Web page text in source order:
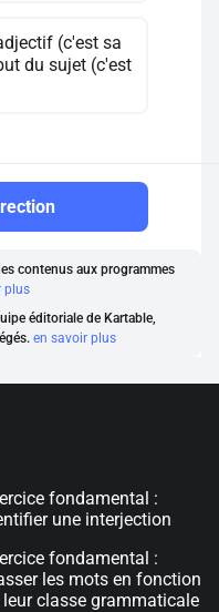
(c'est sa
du sujet (c'est
contenus aux programmes
plus
éditoriale de Kartable,
en savoir plus
fondamental :
une interjection
fondamental :
les mots en fonction
leur classe grammaticale